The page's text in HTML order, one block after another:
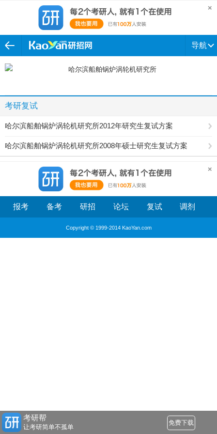
导航
考研复试
哈尔滨船舶锅炉涡轮机研究所2012年研究生复试方案
哈尔滨船舶锅炉涡轮机研究所2008年硕士研究生复试方案
报考 备考 研招 论坛 复试 调剂
Copyright © 1999-2014 KaoYan.com
考研帮
让考研简单不孤单
免费下载